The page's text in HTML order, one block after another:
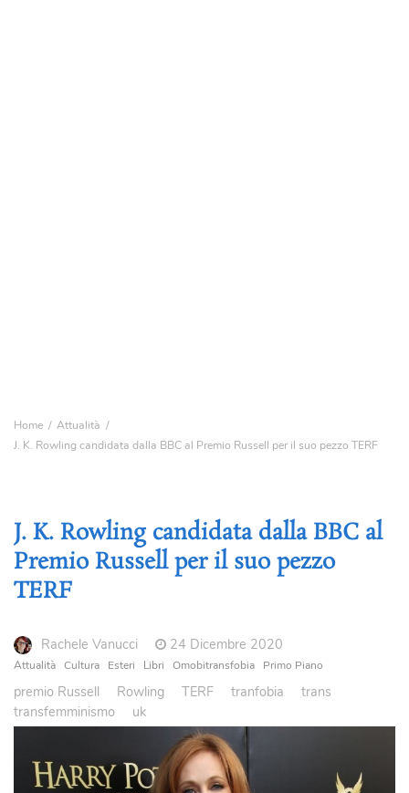
Home
Attualità
J. K. Rowling candidata dalla BBC al Premio Russell per il suo pezzo TERF
J. K. Rowling candidata dalla BBC al
Premio Russell per il suo pezzo
TERF
Rachele Vanucci 24 Dicembre 2020
Attualità Cultura Esteri Libri Omobitransfobia Primo Piano
premio Russell Rowling TERF tranfobia
trans
transfemminismo
uk